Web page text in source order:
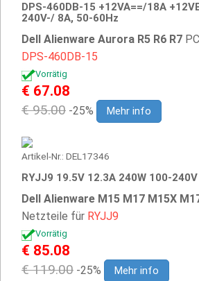
DPS-460DB-15 +12VA==/18A
240V-/ 8A, 50-60Hz
Dell Alienware Aurora R5 R6 R7
DPS-460DB-15
Vorrätig
€ 67.08
€ 95.00 -25% Mehr info
Artikel-Nr.: DEL17346
RYJJ9 19.5V 12.3A 240W 100-
Dell Alienware M15 M17 M15X
Netzteile für RYJJ9
Vorrätig
€ 85.08
€ 119.00 -25% Mehr info